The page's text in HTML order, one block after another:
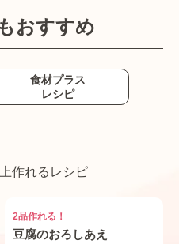
おすすめ
食材プラス
レシピ
作れるレシピ
2品作れる！
豆腐のおろしあえ